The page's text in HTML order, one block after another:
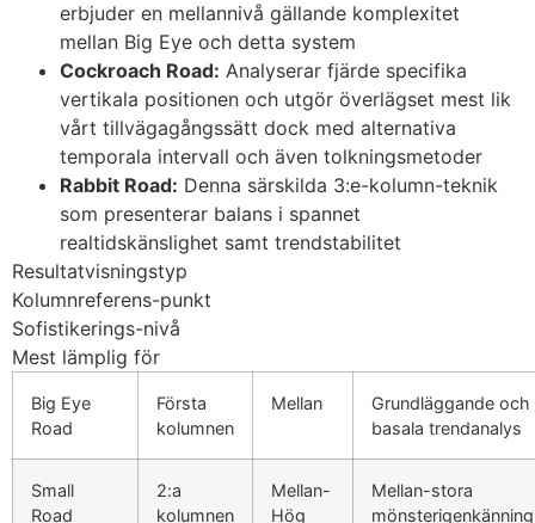
panel
panel
panel
panel
panel
panel
panel
panel
erbjuder en mellannivå gällande komplexitet
mellan Big Eye och detta system
Cockroach Road: Analyserar fjärde specifika
vertikala positionen och utgör överlägset mest lik
vårt tillvägagångssätt dock med alternativa
temporala intervall och även tolkningsmetoder
Rabbit Road: Denna särskilda 3:e-kolumn-teknik
som presenterar balans i spannet
realtidskänslighet samt trendstabilitet
Resultatvisningstyp
Kolumnreferens-punkt
Sofistikerings-nivå
Mest lämplig för
Big Eye
Road
Första
kolumnen
Mellan
Grundläggande och
basala trendanalys
Small
Road
2:a
kolumnen
Mellan-
Hög
Mellan-stora
mönsterigenkänning